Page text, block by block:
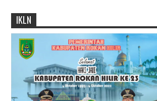
IKLN